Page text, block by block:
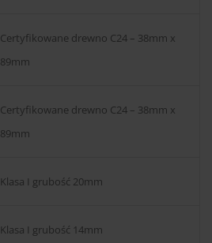
Certyfikowane drewno C24 – 38mm x
89mm
Certyfikowane drewno C24 – 38mm x
89mm
Klasa I grubość 20mm
Klasa I grubość 14mm